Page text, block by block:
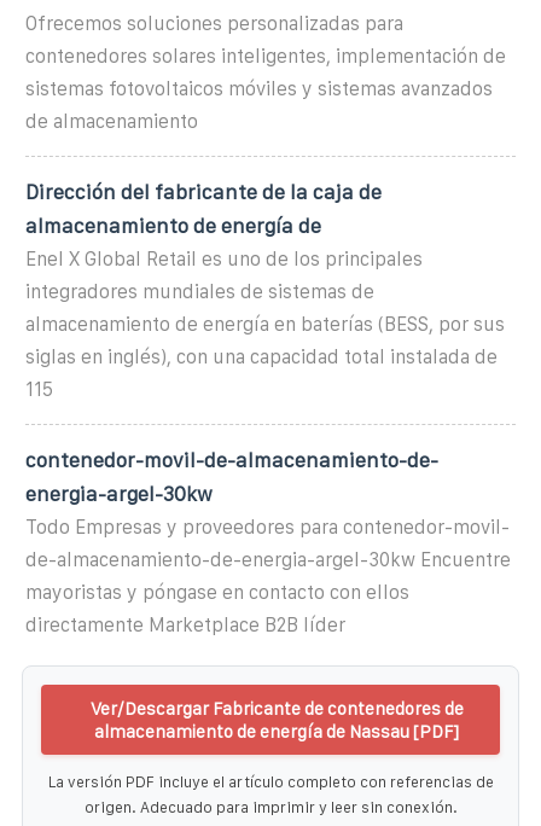
Ofrecemos soluciones personalizadas para
contenedores solares inteligentes, implementación de
sistemas fotovoltaicos móviles y sistemas avanzados
de almacenamiento
Dirección del fabricante de la caja de
almacenamiento de energía de
Enel X Global Retail es uno de los principales
integradores mundiales de sistemas de
almacenamiento de energía en baterías (BESS, por sus
siglas en inglés), con una capacidad total instalada de
115
contenedor-movil-de-almacenamiento-de-
energia-argel-30kw
Todo Empresas y proveedores para contenedor-movil-
de-almacenamiento-de-energia-argel-30kw Encuentre
mayoristas y póngase en contacto con ellos
directamente Marketplace B2B líder
Ver/Descargar Fabricante de contenedores de
almacenamiento de energía de Nassau [PDF]
La versión PDF incluye el artículo completo con referencias de
origen. Adecuado para imprimir y leer sin conexión.